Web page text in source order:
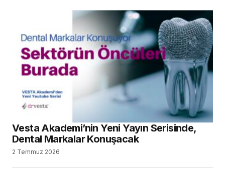
Vesta Akademi’nin Yeni Yayın Serisinde,
Dental Markalar Konuşacak
2 Temmuz 2026